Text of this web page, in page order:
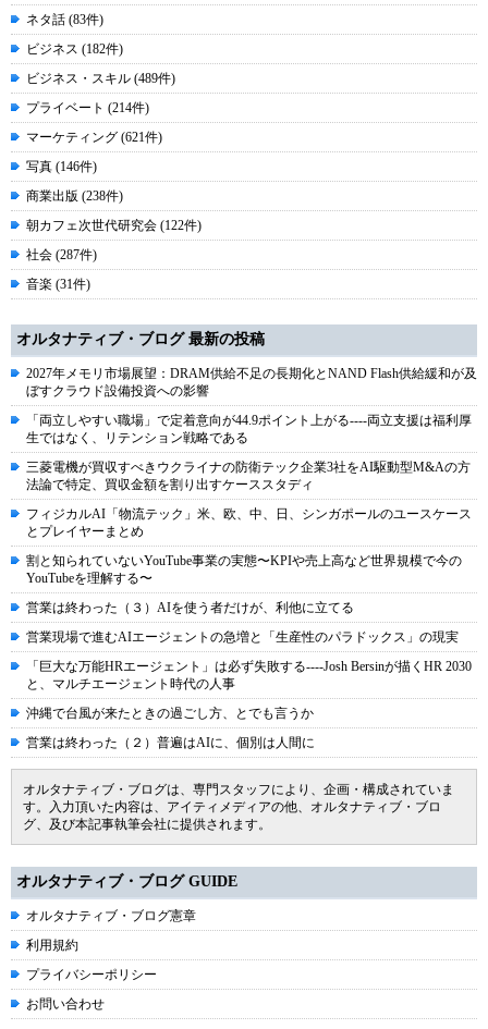
ネタ話 (83件)
ビジネス (182件)
ビジネス・スキル (489件)
プライベート (214件)
マーケティング (621件)
写真 (146件)
商業出版 (238件)
朝カフェ次世代研究会 (122件)
社会 (287件)
音楽 (31件)
オルタナティブ・ブログ 最新の投稿
2027年メモリ市場展望：DRAM供給不足の長期化とNAND Flash供給緩和が及
ぼすクラウド設備投資への影響
「両立しやすい職場」で定着意向が44.9ポイント上がる----両立支援は福利厚
生ではなく、リテンション戦略である
三菱電機が買収すべきウクライナの防衛テック企業3社をAI駆動型M&Aの方
法論で特定、買収金額を割り出すケーススタディ
フィジカルAI「物流テック」米、欧、中、日、シンガポールのユースケース
とプレイヤーまとめ
割と知られていないYouTube事業の実態〜KPIや売上高など世界規模で今の
YouTubeを理解する〜
営業は終わった（３）AIを使う者だけが、利他に立てる
営業現場で進むAIエージェントの急増と「生産性のパラドックス」の現実
「巨大な万能HRエージェント」は必ず失敗する----Josh Bersinが描くHR 2030
と、マルチエージェント時代の人事
沖縄で台風が来たときの過ごし方、とでも言うか
営業は終わった（２）普遍はAIに、個別は人間に
オルタナティブ・ブログは、専門スタッフにより、企画・構成されていま
す。入力頂いた内容は、アイティメディアの他、オルタナティブ・ブロ
グ、及び本記事執筆会社に提供されます。
オルタナティブ・ブログ GUIDE
オルタナティブ・ブログ憲章
利用規約
プライバシーポリシー
お問い合わせ